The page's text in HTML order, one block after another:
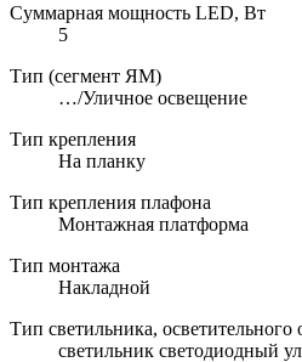
Суммарная мощность LED, Вт
5
Тип (сегмент ЯМ)
…/Уличное освещение
Тип крепления
На планку
Тип крепления плафона
Монтажная платформа
Тип монтажа
Накладной
Тип светильника, осветительного
светильник светодиодный